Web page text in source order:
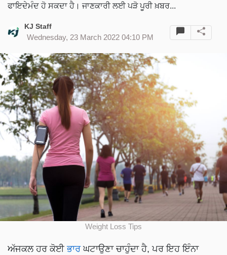
ਫਾਇਦੇਮੰਦ ਹੋ ਸਕਦਾ ਹੈ। ਜਾਣਕਾਰੀ ਲਈ ਪੜੋ ਪੂਰੀ ਖ਼ਬਰ...
KJ Staff
Wednesday, 23 March 2022 04:10 PM
Weight Loss Tips
ਅੱਜਕਲ ਹਰ ਕੋਈਭਾਰਘਟਾਉਣਾ ਚਾਹੁੰਦਾ ਹੈ, ਪਰ ਇਹ ਇੰਨਾ